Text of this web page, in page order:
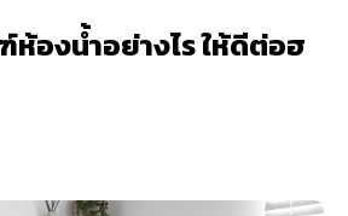
องน้ำอย่างไร ให้ดีต่อฮ